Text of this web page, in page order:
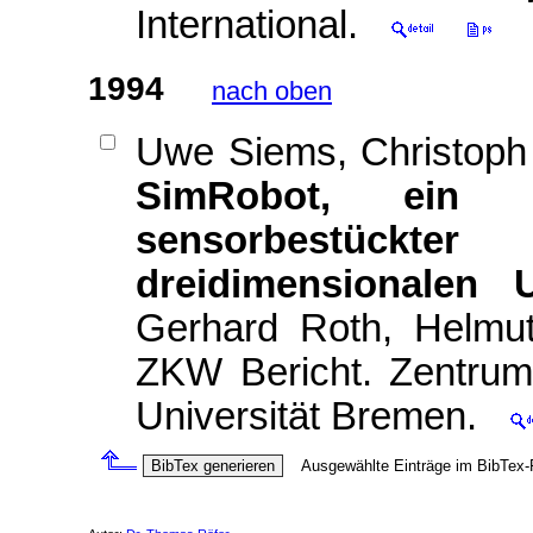
International.
1994 nach oben
Uwe Siems,
SimRobot, ein
dreidimensionalen
Gerhard Roth,
ZKW Bericht.
Universität Bremen.
Ausgewählte Einträge im BibTex-